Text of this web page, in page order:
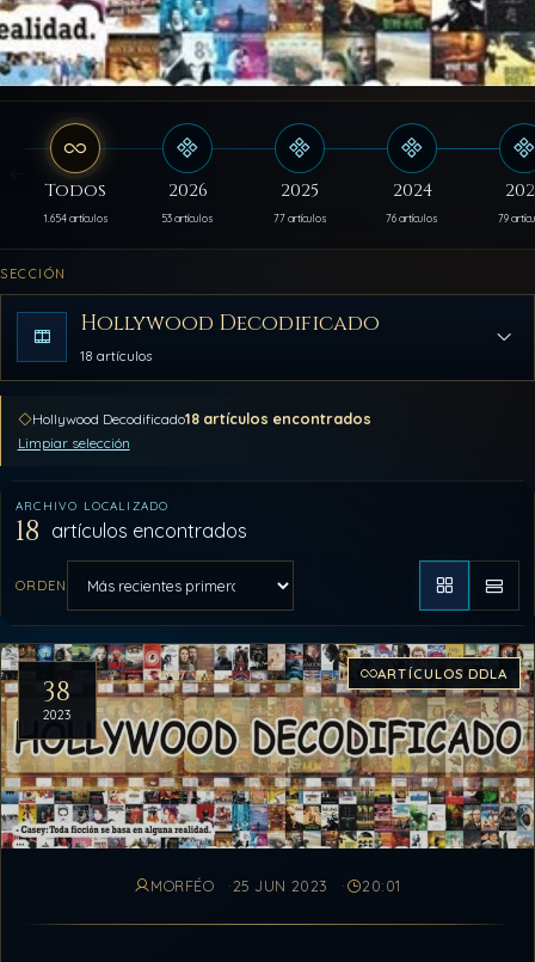
Todos
1.654 artículos
2026
53 artículos
2025
77 artículos
2024
76 artículos 79
SECCIÓN
Hollywood Decodificado
18 artículos
Hollywood Decodificado18 artículos encontrados
Limpiar selección
ARCHIVO LOCALIZADO
18 artículos encontrados
ORDEN
Aplicar orden
Artículos del archivo
38
2023
ARTÍCULOS DDLA
MORFÉO 25 JUN 2023 20:01